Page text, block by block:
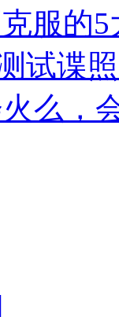
服的5
试谍
么，